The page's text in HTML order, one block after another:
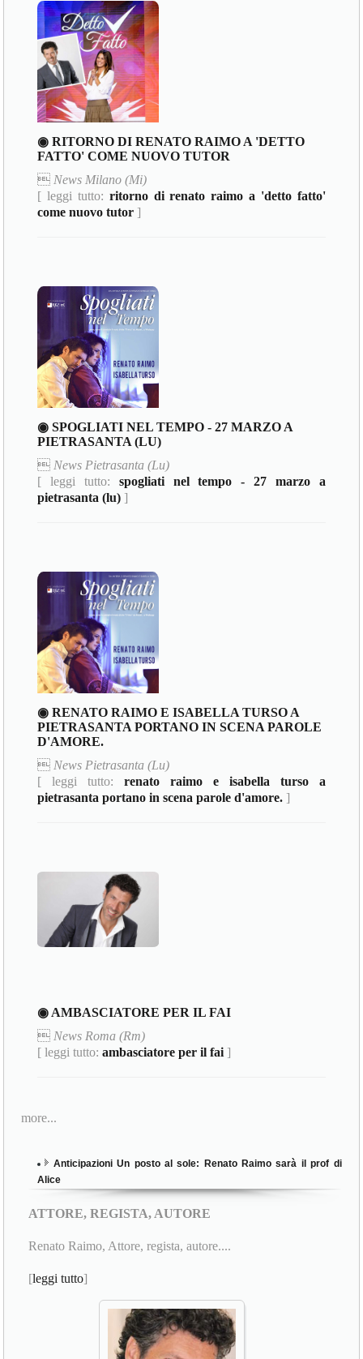
◉ RITORNO DI RENATO RAIMO A 'DETTO
FATTO' COME NUOVO TUTOR
 News Milano (Mi)
[ leggi tutto: ritorno di renato raimo a 'detto fatto'
come nuovo tutor ]
◉ SPOGLIATI NEL TEMPO - 27 MARZO A
PIETRASANTA (LU)
 News Pietrasanta (Lu)
[ leggi tutto: spogliati nel tempo - 27 marzo a
pietrasanta (lu) ]
◉ RENATO RAIMO E ISABELLA TURSO A
PIETRASANTA PORTANO IN SCENA PAROLE
D'AMORE.
 News Pietrasanta (Lu)
[ leggi tutto:renato raimo e isabella turso a
pietrasanta portano in scena parole d'amore. ]
◉ AMBASCIATORE PER IL FAI
 News Roma (Rm)
[ leggi tutto:ambasciatore per il fai ]
more...
Anticipazioni Un posto al sole: Renato Raimo sarà il prof di
Alice
ATTORE, REGISTA, AUTORE
Renato Raimo, Attore, regista, autore....
[leggi tutto]